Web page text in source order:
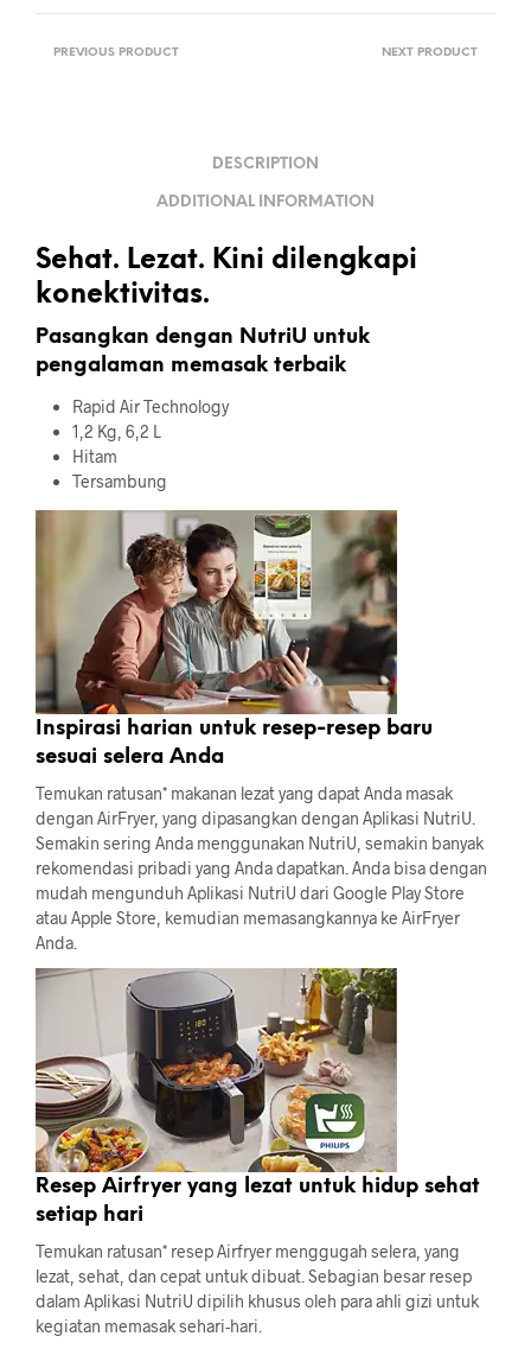
PREVIOUS PRODUCT NEXT PRODUCT
DESCRIPTION
ADDITIONAL INFORMATION
Sehat. Lezat. Kini dilengkapi
konektivitas.
Pasangkan dengan NutriU untuk
pengalaman memasak terbaik
Rapid Air Technology
1,2 Kg, 6,2 L
Hitam
Tersambung
Inspirasi harian untuk resep-resep baru
sesuai selera Anda
Temukan ratusan* makanan lezat yang dapat Anda masak
dengan AirFryer, yang dipasangkan dengan Aplikasi NutriU.
Semakin sering Anda menggunakan NutriU, semakin banyak
rekomendasi pribadi yang Anda dapatkan. Anda bisa dengan
mudah mengunduh Aplikasi NutriU dari Google Play Store
atau Apple Store, kemudian memasangkannya ke AirFryer
Anda.
Resep Airfryer yang lezat untuk hidup sehat
setiap hari
Temukan ratusan* resep Airfryer menggugah selera, yang
lezat, sehat, dan cepat untuk dibuat. Sebagian besar resep
dalam Aplikasi NutriU dipilih khusus oleh para ahli gizi untuk
kegiatan memasak sehari-hari.